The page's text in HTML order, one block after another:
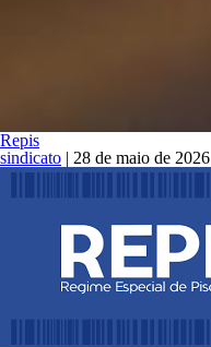
Repis
sindicato | 28 de maio de 2026